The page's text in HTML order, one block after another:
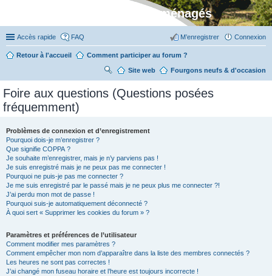
Stylevan - Vans aménagés
Accès rapide FAQ Connexion
M’enregistrer
Retour à l'accueil Comment participer au forum ?
Fourgons neufs & d'occasion
Site web
R
her
er
Foire aux questions (Questions posées
fréquemment)
Problèmes de connexion et d’enregistrement
Pourquoi dois-je m’enregistrer ?
Que signifie COPPA ?
Je souhaite m’enregistrer, mais je n’y parviens pas !
Je suis enregistré mais je ne peux pas me connecter !
Pourquoi ne puis-je pas me connecter ?
Je me suis enregistré par le passé mais je ne peux plus me connecter ?!
J’ai perdu mon mot de passe !
Pourquoi suis-je automatiquement déconnecté ?
À quoi sert « Supprimer les cookies du forum » ?
Paramètres et préférences de l’utilisateur
Comment modifier mes paramètres ?
Comment empêcher mon nom d’apparaître dans la liste des membres connectés ?
Les heures ne sont pas correctes !
J’ai changé mon fuseau horaire et l’heure est toujours incorrecte !